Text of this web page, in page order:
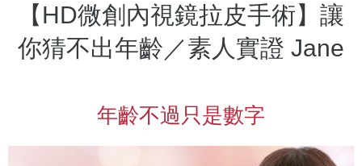
【HD微創內視鏡拉皮手術】讓
你猜不出年齡／素人實證 Jane
年齡不過只是數字